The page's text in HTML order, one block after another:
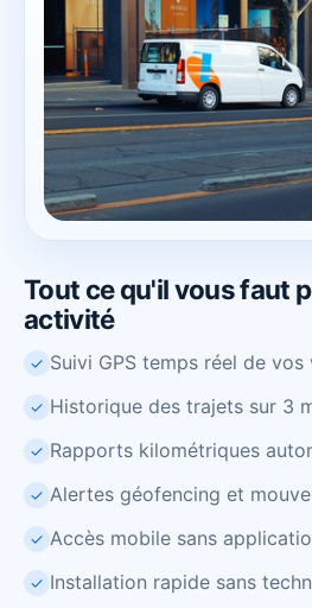
Tout ce qu'il vous faut
activité
✓ Suivi GPS temps réel de vos
✓ Historique des trajets sur 3
✓ Rapports kilométriques
✓ Alertes géofencing et
✓ Accès mobile sans
✓ Installation rapide sans